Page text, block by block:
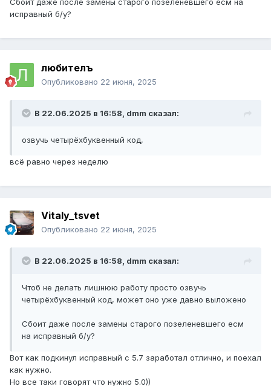
Сбоит даже после замены старого позеленевшего есм на
исправный б/у?
любителъ
Опубликовано 22 июня, 2025
В 22.06.2025 в 16:58, dmm сказал:
озвучь четырёхбуквенный код,
всё равно через неделю
Vitaly_tsvet
Опубликовано 22 июня, 2025
В 22.06.2025 в 16:58, dmm сказал:
Чтоб не делать лишнюю работу просто озвучь
четырёхбуквенный код, может оно уже давно выложено
Сбоит даже после замены старого позеленевшего есм
на исправный б/у?
Вот как подкинул исправный с 5.7 заработал отлично, и поехал
как нужно.
Но все таки говорят что нужно 5.0))